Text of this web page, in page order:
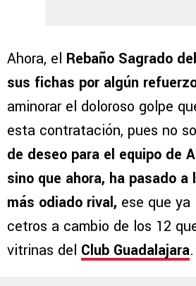
Ahora, el Rebaño Sagrado
sus fichas por algún
aminorar el doloroso golpe
esta contratación, pues no
de deseo para el equipo de
sino que ahora, ha pasado
más odiado rival, ese que ya
cetros a cambio de los 12
vitrinas del Club Guadalajara.